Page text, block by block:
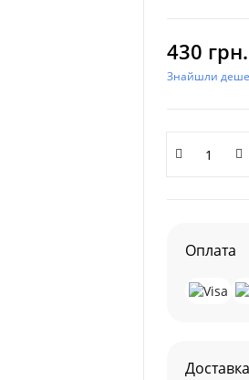
430 грн.
Знайшли
Оплата
Доставка